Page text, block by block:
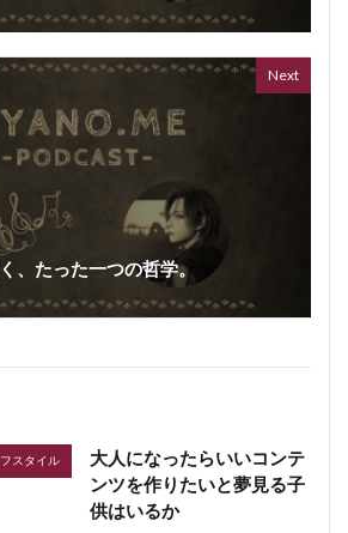
Next
、たった一つの哲学。
スタイル
大人になったらいいコンテ
ンツを作りたいと夢見る子
供はいるか